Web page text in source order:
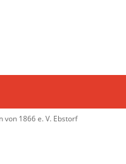
1866 e. V. Ebstorf